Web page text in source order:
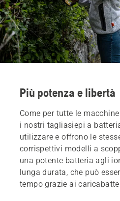
Più potenza e libertà
Come per tutte le
i nostri tagliasiepi a
utilizzare e offrono le
corrispettivi modelli a
una potente batteria agli
lunga durata, che può
tempo grazie ai